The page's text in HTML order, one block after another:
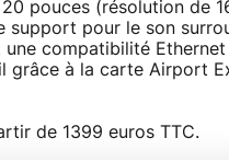
pouces (résolution de
support pour le son
compatibilité
grâce à la carte Airport
de 1399 euros TTC.